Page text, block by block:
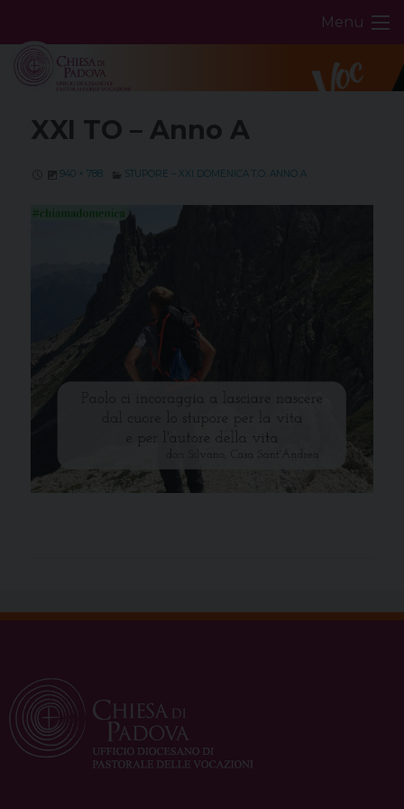
content
Menu
XXI TO – Anno A
940 × 788 STUPORE – XXI DOMENICA T.O. ANNO A